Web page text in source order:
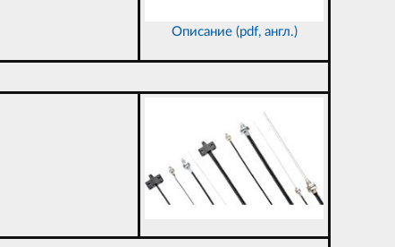
Описание (pdf, англ.)